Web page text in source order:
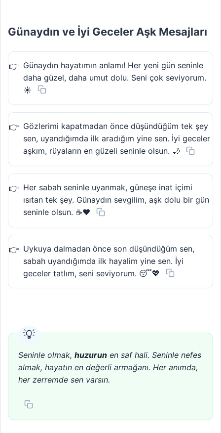
Günaydın ve İyi Geceler Aşk Mesajları
Günaydın hayatımın anlamı! Her yeni gün seninle
daha güzel, daha umut dolu. Seni çok seviyorum.
☀️
Gözlerimi kapatmadan önce düşündüğüm tek şey
sen, uyandığımda ilk aradığım yine sen. İyi geceler
aşkım, rüyaların en güzeli seninle olsun. 🌙
Her sabah seninle uyanmak, güneşe inat içimi
ısıtan tek şey. Günaydın sevgilim, aşk dolu bir gün
seninle olsun. ☕❤️
Uykuya dalmadan önce son düşündüğüm sen,
sabah uyandığımda ilk hayalim yine sen. İyi
geceler tatlım, seni seviyorum. 😴💖
Seninle olmak, huzurun en saf hali. Seninle nefes
almak, hayatın en değerli armağanı. Her anımda,
her zerremde sen varsın.